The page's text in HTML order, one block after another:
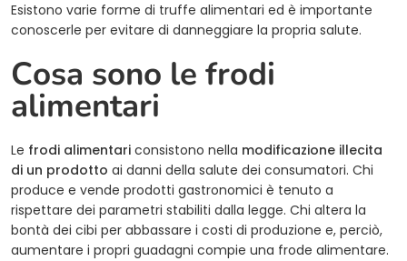
Esistono varie forme di truffe alimentari ed è importante
conoscerle per evitare di danneggiare la propria salute.
Cosa sono le frodi
alimentari
Le frodi alimentari consistono nella modificazione illecita
di un prodotto ai danni della salute dei consumatori. Chi
produce e vende prodotti gastronomici è tenuto a
rispettare dei parametri stabiliti dalla legge. Chi altera la
bontà dei cibi per abbassare i costi di produzione e, perciò,
aumentare i propri guadagni compie una frode alimentare.